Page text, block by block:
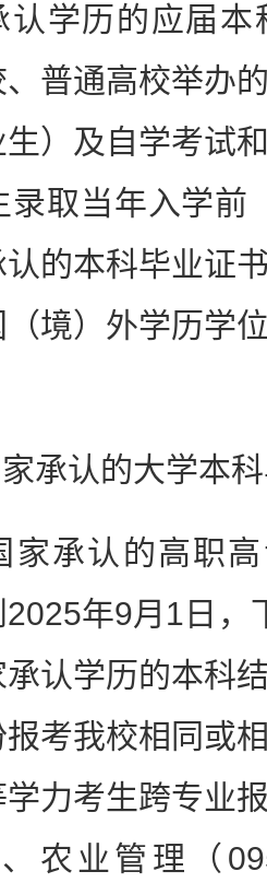
历的应届本
普通高校举办
）及自学考试
录取当年入学前
的本科毕业证
境）外学历学
认的大学本科
承认的高职高
2025年9月1日
认学历的本科
考我校相同或
学力考生跨专业
、农业管理（